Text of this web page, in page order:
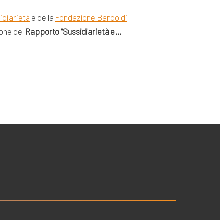
e della Fondazione Banco di
del Rapporto “Sussidiarietà e…